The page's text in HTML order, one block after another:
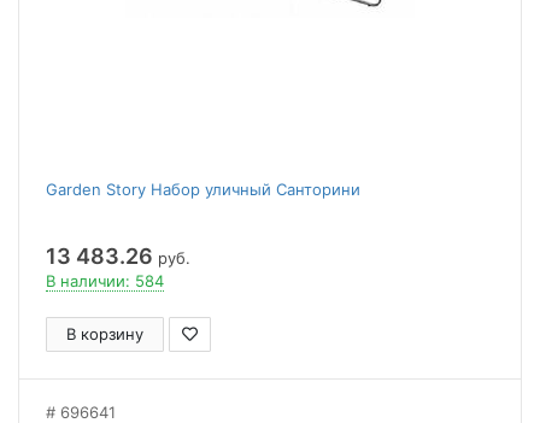
Garden Story Набор уличный Санторини
13 483.26 руб.
В наличии: 584
В корзину
696641